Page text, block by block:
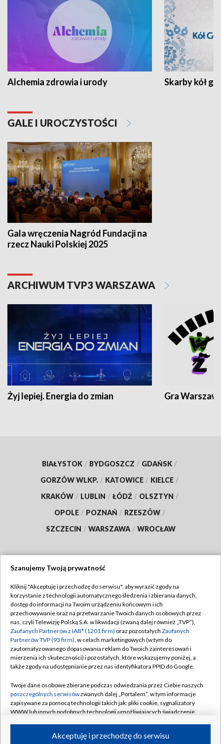
Alchemia zdrowia i urody Skarby kół
GALE I UROCZYSTOŚCI
Gala wręczenia Nagród Fundacji na
rzecz Nauki Polskiej 2025
ARCHIWUM TVP3 WARSZAWA
Żyj lepiej. Energia do zmian Gra
BIAŁYSTOK / BYDGOSZCZ / GDAŃSK /
GORZÓW WLKP. / KATOWICE / KIELCE /
KRAKÓW / LUBLIN / ŁÓDŹ / OLSZTYN /
OPOLE / POZNAŃ / RZESZÓW /
SZCZECIN / WARSZAWA / WROCŁAW
TVP
Abonament TVP
Emisja w TVP
Centrum informacji TVP
Naziemna Telewizja Cyfrowa
Rada Programowa
System NOS
Informacje o nadawcy
Program dla prasy
Regulamin TVP
Polityka prywatności
Moje zgody
Pomoc
Kontakt
Kanały
Szanujemy Twoją prywatność
Kliknij "Akceptuję i przechodzę do serwisu", aby wyrazić zgody na
korzystanie z technologii automatycznego śledzenia i zbierania danych,
dostęp do informacji na Twoim urządzeniu końcowym i ich
przechowywanie oraz na przetwarzanie Twoich danych osobowych przez
nas, czyli Telewizję Polską S.A. w likwidacji (zwaną dalej również „TVP”),
Zaufanych Partnerów z IAB* (1201 firm) oraz pozostałych Zaufanych
Partnerów TVP (93 firm), w celach marketingowych (w tym do
zautomatyzowanego dopasowania reklam do Twoich zainteresowań i
mierzenia ich skuteczności) i pozostałych, które wskazujemy poniżej, a
także zgody na udostępnianie przez nas identyfikatora PPID do Google.
Twoje dane osobowe zbierane podczas odwiedzania przez Ciebie naszych
poszczególnych serwisówzwanych dalej „Portalem”, w tym informacje
zapisywane za pomocą technologii takich jak: pliki cookie, sygnalizatory
WWW lub innych podobnych technologii umożliwiających świadczenie
ruchu w Internecie.Akceptuję i przechodzę do serwisu